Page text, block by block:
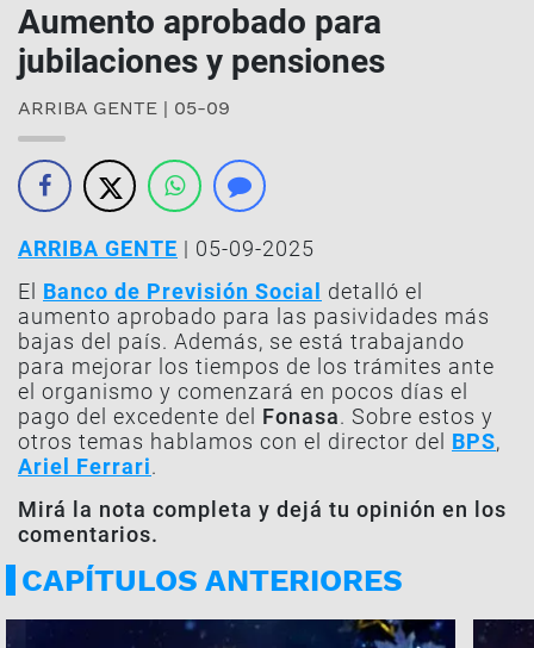
Aumento aprobado para
jubilaciones y pensiones
ARRIBA GENTE | 05-09
ARRIBA GENTE | 05-09-2025
El Banco de Previsión Social
detalló el
aumento aprobado para las pasividades más
bajas del país. Además, se está trabajando
para mejorar los tiempos de los trámites ante
el organismo y comenzará en pocos días el
pago del excedente del Fonasa. Sobre estos y
otros temas hablamos con el director del BPS,
Ariel Ferrari.
Mirá la nota completa y dejá tu opinión en los
comentarios.
CAPÍTULOS ANTERIORES